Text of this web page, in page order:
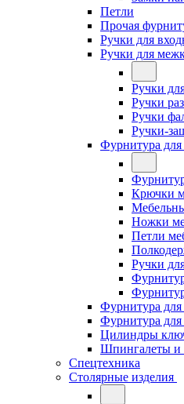
Петли
Прочая
Ручки для
Ручки для
Ручки
Ручки
Ручки
Ручки-
Фурнитура для
Крючки
Ножки
Петли
Ручки
Фурнитура
Фурнитура
Цилиндры
Шпингалеты и
Спецтехника
Столярные изделия